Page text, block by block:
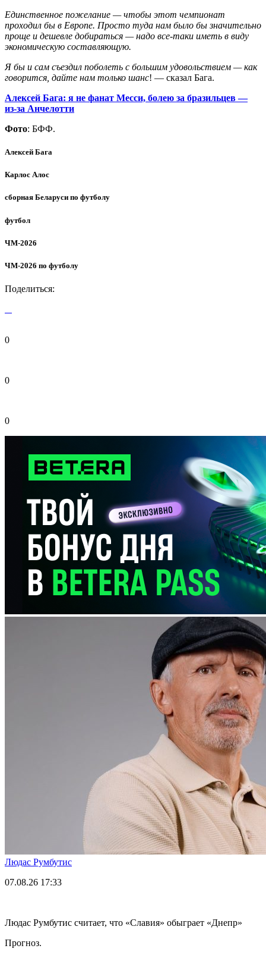
Единственное пожелание — чтобы этот чемпионат
проходил бы в Европе. Просто туда нам было бы значительно
проще и дешевле добираться — надо все-таки иметь в виду
экономическую составляющую.
Я бы и сам съездил поболеть с большим удовольствием — как
говорится, дайте нам только шанс! — сказал Бага.
Алексей Бага: я не фанат Месси, болею за бразильцев —
из-за Анчелотти
Фото: БФФ.
Алексей Бага
Карлос Алос
сборная Беларуси по футболу
футбол
ЧМ-2026
ЧМ-2026 по футболу
Поделиться:
0
0
0
Людас Румбутис
07.08.26 17:33
Людас Румбутис считает, что «Славия» обыграет «Днепр»
Прогноз.